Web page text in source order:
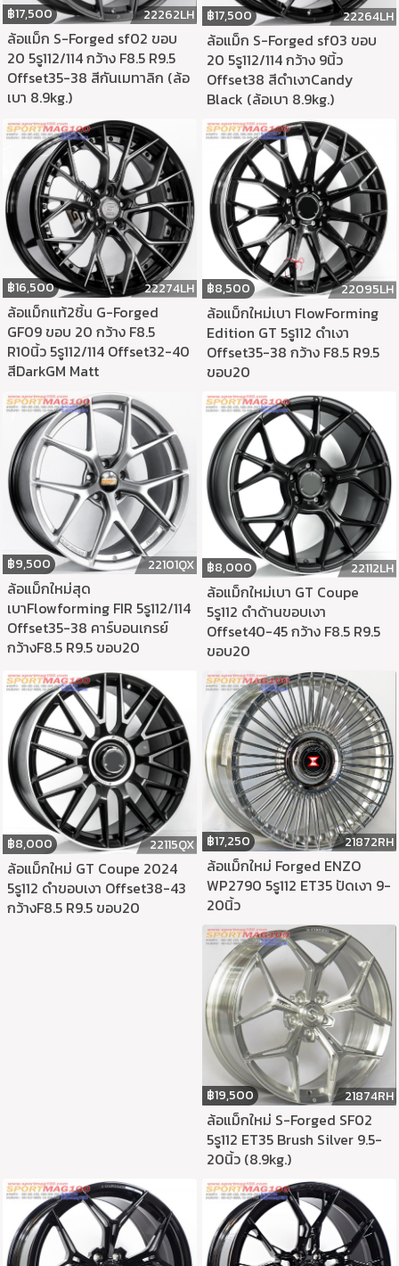
฿17,500 22262LH
ล้อแม็ก S-Forged sf02 ขอบ
20 5รู112/114 กว้าง F8.5 R9.5
Offset35-38 สีกันเมทาลิก (ล้อ
เบา 8.9kg.)
฿17,500 22264LH
ล้อแม็ก S-Forged sf03 ขอบ
20 5รู112/114 กว้าง 9นิ้ว
Offset38 สีดำเงาCandy
Black (ล้อเบา 8.9kg.)
฿16,500 22274LH
ล้อแม็กแท้2ชิ้น G-Forged
GF09 ขอบ 20 กว้าง F8.5
R10นิ้ว 5รู112/114 Offset32-40
สีDarkGM Matt
฿8,500 22095LH
ล้อแม็กใหม่เบา FlowForming
Edition GT 5รู112 ดำเงา
Offset35-38 กว้าง F8.5 R9.5
ขอบ20
฿9,500 22101QX
ล้อแม็กใหม่สุด
เบาFlowforming FIR 5รู112/114
Offset35-38 คาร์บอนเกรย์
กว้างF8.5 R9.5 ขอบ20
฿8,000 22112LH
ล้อแม็กใหม่เบา GT Coupe
5รู112 ดำด้านขอบเงา
Offset40-45 กว้าง F8.5 R9.5
ขอบ20
฿8,000 22115QX
ล้อแม็กใหม่ GT Coupe 2024
5รู112 ดำขอบเงา Offset38-43
กว้างF8.5 R9.5 ขอบ20
฿17,250 21872RH
ล้อแม็กใหม่ Forged ENZO
WP2790 5รู112 ET35 ปัดเงา 9-
20นิ้ว
฿19,500 21874RH
ล้อแม็กใหม่ S-Forged SF02
5รู112 ET35 Brush Silver 9.5-
20นิ้ว (8.9kg.)